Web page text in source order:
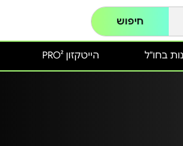
חיפוש
הייטקזון PRO² בחו"ל